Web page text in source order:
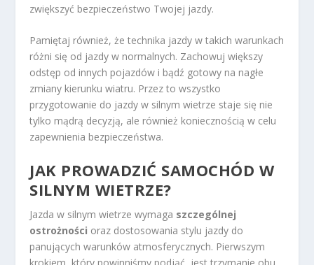
zwiększyć bezpieczeństwo Twojej jazdy.
Pamiętaj również, że technika jazdy w takich warunkach
różni się od jazdy w normalnych. Zachowuj większy
odstęp od innych pojazdów i bądź gotowy na nagłe
zmiany kierunku wiatru. Przez to wszystko
przygotowanie do jazdy w silnym wietrze staje się nie
tylko mądrą decyzją, ale również koniecznością w celu
zapewnienia bezpieczeństwa.
JAK PROWADZIĆ SAMOCHÓD W
SILNYM WIETRZE?
Jazda w silnym wietrze wymaga szczególnej
ostrożności oraz dostosowania stylu jazdy do
panujących warunków atmosferycznych. Pierwszym